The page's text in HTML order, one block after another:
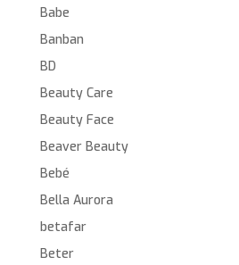
Babe
Banban
BD
Beauty Care
Beauty Face
Beaver Beauty
Bebé
Bella Aurora
betafar
Beter